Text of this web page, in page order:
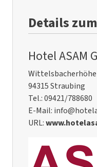
Details
Hotel ASAM
Wittelsbacherhöhe
94315 Straubing
Tel.: 09421/788680
E-Mail:
URL: